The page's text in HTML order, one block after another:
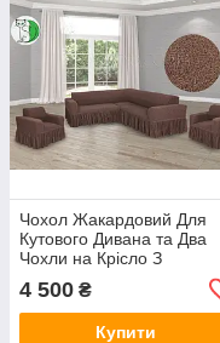
Чохол Жакардовий Для
Кутового Дивана та Два
Чохли на Крісло З
оборкою капучино
універсальний
4 500 ₴
Купити